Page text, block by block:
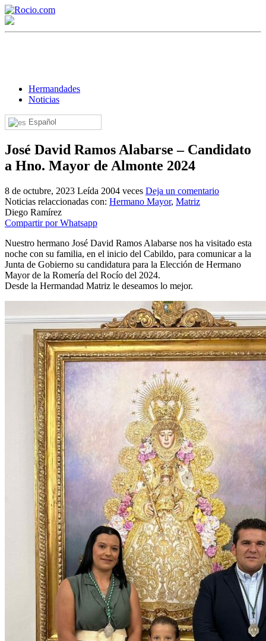
Hermandades
Noticias
Español
José David Ramos Alabarse – Candidato
a Hno. Mayor de Almonte 2024
8 de octubre, 2023 Leída 2004 veces Deja un comentario
Noticias relaccionadas con: Hermano Mayor, Matriz
Diego Ramírez
Compartir por Whatsapp
Nuestro hermano José David Ramos Alabarse nos ha visitado esta
noche con su familia, en el inicio del Cabildo, para comunicar a la
Junta de Gobierno su candidatura para la Elección de Hermano
Mayor de la Romería del Rocío del 2024.
Desde la Hermandad Matriz le deseamos lo mejor.
¡Bienvenido! Soy el asistente virtual de rocio.com.
¿En qué puedo ayudarte?
Historia de la Virgen del Rocío
¿Cuándo es la romería del Rocío?
¿Cuándo se construyó la primera ermita?
El traslado cada siete años
Rocío?
Quiero hacer el camino,¿que tengo que hacer?
En el Rocío, ¿dónde me alojo?